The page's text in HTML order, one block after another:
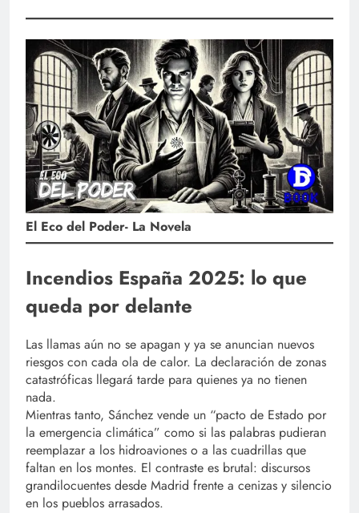
El Eco del Poder- La Novela
Incendios España 2025: lo que
queda por delante
Las llamas aún no se apagan y ya se anuncian nuevos
riesgos con cada ola de calor. La declaración de zonas
catastróficas llegará tarde para quienes ya no tienen
nada.
Mientras tanto, Sánchez vende un “pacto de Estado por
la emergencia climática” como si las palabras pudieran
reemplazar a los hidroaviones o a las cuadrillas que
faltan en los montes. El contraste es brutal: discursos
grandilocuentes desde Madrid frente a cenizas y silencio
en los pueblos arrasados.